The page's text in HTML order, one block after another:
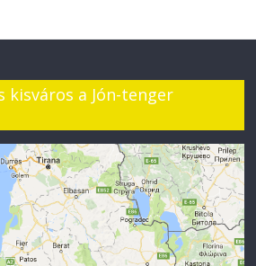
kisváros a Jón-tenger